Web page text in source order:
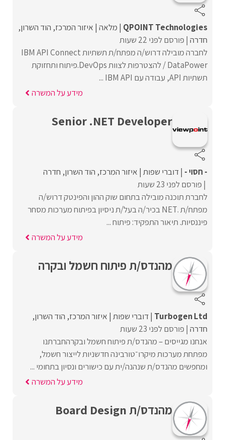
QPOINT Technologies מלאה איזור המרכז הוד השרון
חדרה פורסם לפני 22 שעות
לחברה מובילה דרוש/ה מפתח/ת תשתיות IBM API Connect
/ DataPower להצטרפות לצוות DevOps.פיתוח ותחזוקת
תשתיות API, עבודה עם IBM API ...
מידע על המשרה
Senior .NET Developer
- חסוי - דוברי שפות איזור המרכז הוד השרון חדרה
פורסם לפני 23 שעות
לחברת תוכנה מובילה בתחום שוק ההון והפינטק דרוש/ה
מפתח/ת .NET בכיר/ה בעל/ת ניסיון בפיתוח מערכות מסחר
פיננסיות. תיאור התפקיד: פיתוח ...
מידע על המשרה
מהנדס/ת פיתוח חשמל ובקרה
Turbogen Ltd דוברי שפות איזור המרכז הוד השרון
חדרה פורסם לפני 23 שעות
אנחנו מגייסים – מהנדס/ת פיתוח חשמל ובקרהחברתנו
מפתחת מערכות מיקרו־טורבינה חדשניות לייצור חשמל,
ומחפשים מהנדס/ת שנהנה/ית עם כישורים ונסיון בתחומי ...
מידע על המשרה
מהנדס/ת Board Design